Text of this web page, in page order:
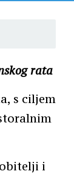
rata
s ciljem
i